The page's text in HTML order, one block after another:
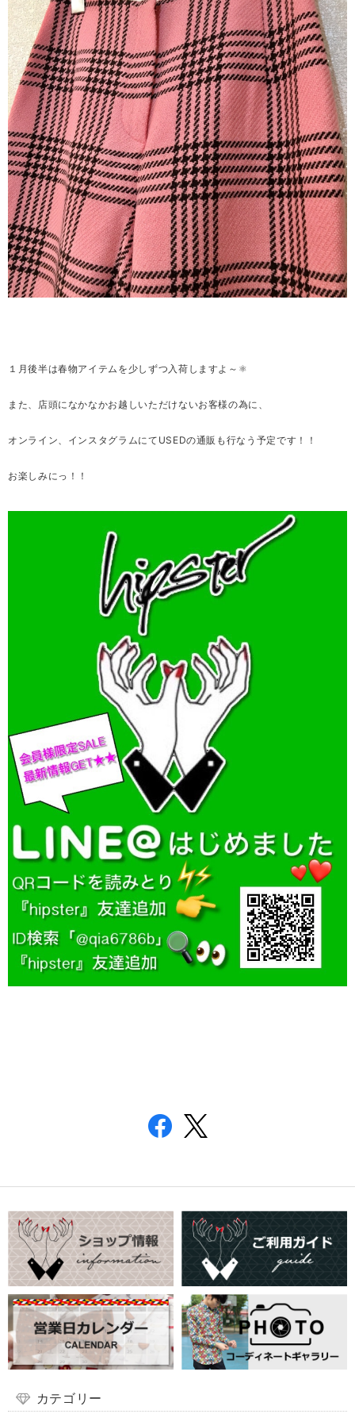
１月後半は春物アイテムを少しずつ入荷しますよ～⚛
また、店頭になかなかお越しいただけないお客様の為に、
オンライン、インスタグラムにてUSEDの通販も行なう予定です！！
お楽しみにっ！！
カテゴリー